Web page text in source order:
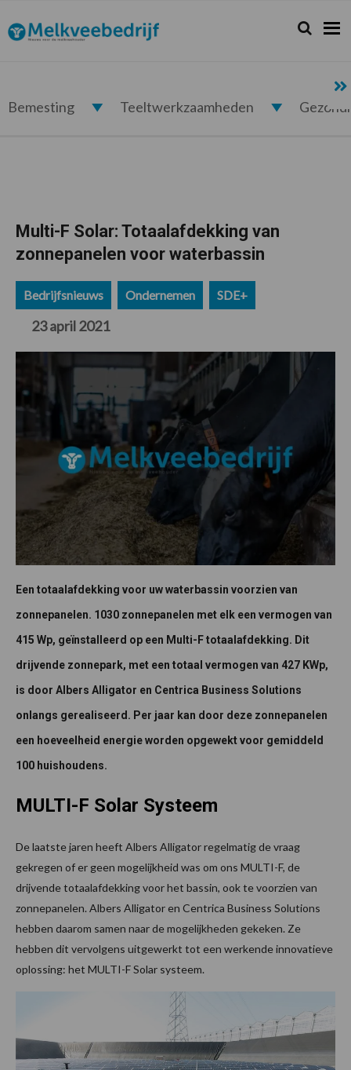
de
hoofdnavigatie
de
hoofd
de
eerste
de
voettekst
Melkveebedrijf.nl Zoeken...
Zoek
Bemesting Teeltwerkzaamheden
Multi-F Solar: Totaalafdekking van
zonnepanelen voor waterbassin
Bedrijfsnieuws Ondernemen SDE+
23 april 2021
Een totaalafdekking voor uw waterbassin voorzien van
zonnepanelen. 1030 zonnepanelen met elk een vermogen van
415 Wp, geïnstalleerd op een Multi-F totaalafdekking. Dit
drijvende zonnepark, met een totaal vermogen van 427 KWp,
is door Albers Alligator en Centrica Business Solutions
onlangs gerealiseerd. Per jaar kan door deze zonnepanelen
een hoeveelheid energie worden opgewekt voor gemiddeld
100 huishoudens.
MULTI-F Solar Systeem
De laatste jaren heeft Albers Alligator regelmatig de vraag
gekregen of er geen mogelijkheid was om ons MULTI-F, de
drijvende totaalafdekking voor het bassin, ook te voorzien van
zonnepanelen. Albers Alligator en Centrica Business Solutions
hebben daarom samen naar de mogelijkheden gekeken. Ze
hebben dit vervolgens uitgewerkt tot een werkende innovatieve
oplossing: het MULTI-F Solar systeem.